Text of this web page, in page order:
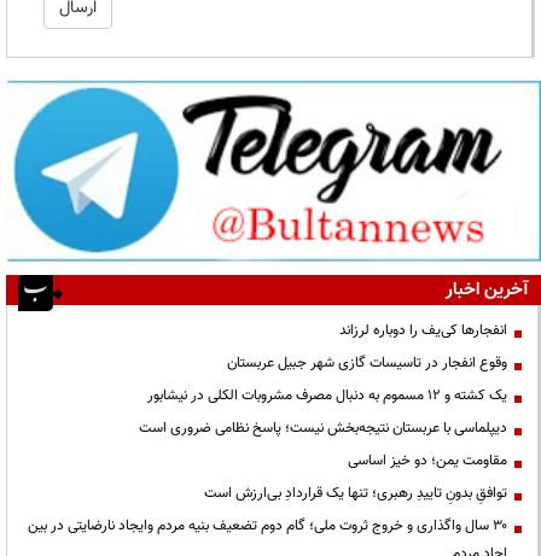
آخرین اخبار
انفجارها کی‌یف را دوباره لرزاند
وقوع انفجار در تاسیسات گازی شهر جبیل عربستان
یک کشته و ۱۲ مسموم به دنبال مصرف مشروبات الکلی در نیشابور
دیپلماسی با عربستان نتیجه‌بخش نیست؛ پاسخ نظامی ضروری است
مقاومت یمن؛ دو خیز اساسی
توافقِ بدونِ تاییدِ رهبری؛ تنها یک قراردادِ بی‌ارزش است
۳۰ سال واگذاری و خروج ثروت ملی؛ گام دوم تضعیف بنیه مردم وایجاد نارضایتی در بین